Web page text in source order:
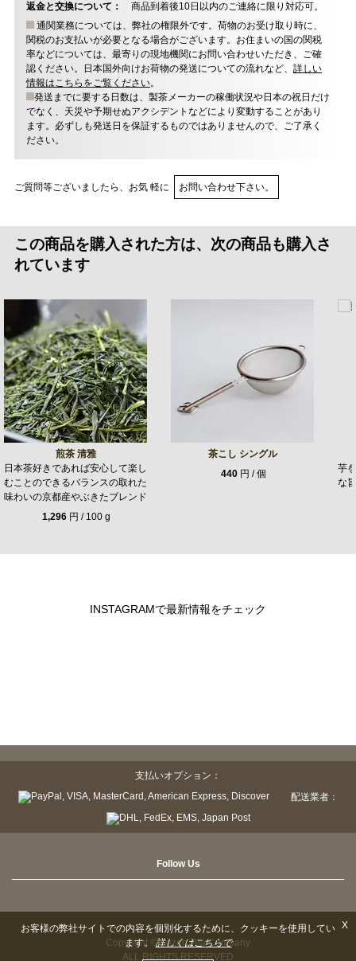
返金と交換について：
商品到着後10日以内のご連絡に限り対応可。
通関業務については、弊社の権限外です。荷物のお受け取り時に、
関税のお支払いが必要となる場合がございます。お住まいの国の関税
率などについては、最寄りの現地機関にお問い合わせいただき、ご確
認ください。日本国外向けお荷物の発送についての流れなど、 詳しい
情報はこちらをご覧ください。
発送までに要する日数は、製茶メーカーの稼働状況や日本の祝日だけ
でなく、天災や予期せぬアクシデントなどにより変動することがあり
ます。必ずしも発送日を保証するものではありませんので、ご了承く
ださい。
ご質問等ございましたら、お気 軽に お問い合わせ下さい。
この商品を購入された方は、次の商品も購入さ
れています
煎茶 清雅
日本茶好きであれば安心して楽し
むことのできるバランスの取れた
味わいの京都産やぶきたブレンド
1,296 円 / 100 g
茶こし シングル
440円 / 個
芋
な
INSTAGRAMで最新情報をチェック
支払いオプション：
配送業者：
Follow Us
Copyright © Sazen Tea Company
ALL RIGHTS RESERVED
X
お客様の弊社サイトでの内容を個別化するために、クッキーを使用してい
ます。詳しくはこちらで